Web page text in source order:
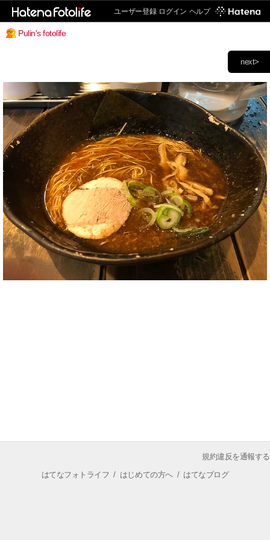
ユーザー登録 ログイン ヘルプ
Pulin's fotolife
next>
規約違反を通報する
はてなフォトライフ / はじめての方へ/ はてなブログ